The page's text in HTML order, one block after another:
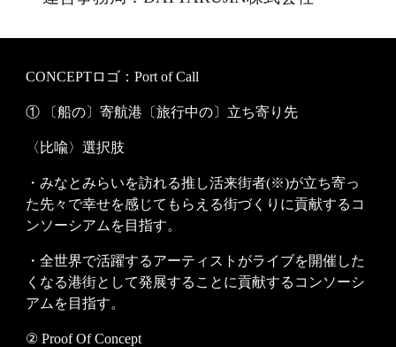
CONCEPTロゴ：Port of Call
① 〔船の〕寄航港〔旅行中の〕立ち寄り先
〈比喩〉選択肢
・みなとみらいを訪れる推し活来街者(※)が立ち寄っ
た先々で幸せを感じてもらえる街づくりに貢献するコ
ンソーシアムを目指す。
・全世界で活躍するアーティストがライブを開催した
くなる港街として発展することに貢献するコンソーシ
アムを目指す。
② Proof Of Concept